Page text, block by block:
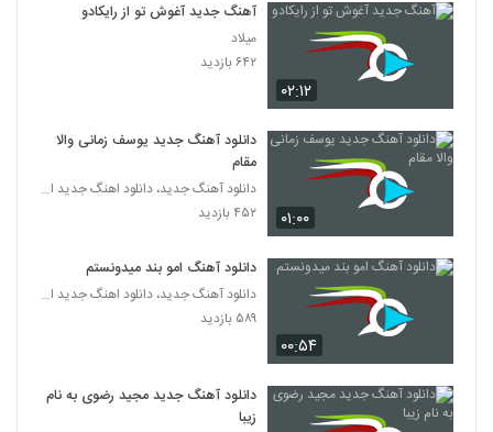
۰۲:۱۲
آهنگ جدید آغوش تو از رایکادو
میلاد
۶۴۲ بازدید
۰۱:۰۰
دانلود آهنگ جدید یوسف زمانی والا
مقام
دانلود آهنگ جدید، دانلود اهنگ جدید ایرانی
۴۵۲ بازدید
۰۰:۵۴
دانلود آهنگ امو بند میدونستم
دانلود آهنگ جدید، دانلود اهنگ جدید ایرانی
۵۸۹ بازدید
دانلود آهنگ جدید مجید رضوی به نام
زیبا